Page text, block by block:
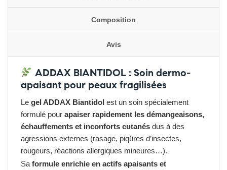
Composition
Avis
ADDAX BIANTIDOL : Soin dermo-
apaisant pour peaux fragilisées
Le gel ADDAX Biantidol est un soin spécialement
formulé pour apaiser rapidement les démangeaisons,
échauffements et inconforts cutanés dus à des
agressions externes (rasage, piqûres d’insectes,
rougeurs, réactions allergiques mineures…).
Sa formule enrichie en actifs apaisants et